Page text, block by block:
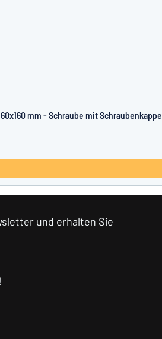
mm - Schraube mit Schraubenkappe
und erhalten Sie